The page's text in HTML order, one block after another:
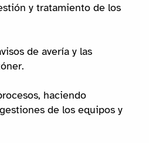
y tratamiento de los
de avería y las
haciendo
de los equipos y